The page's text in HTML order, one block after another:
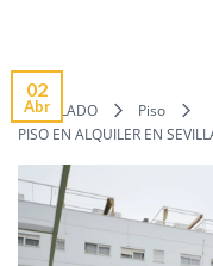
02
Abr
ALQUILADO
Piso
PISO EN ALQUILER EN